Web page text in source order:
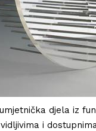
djela iz
i